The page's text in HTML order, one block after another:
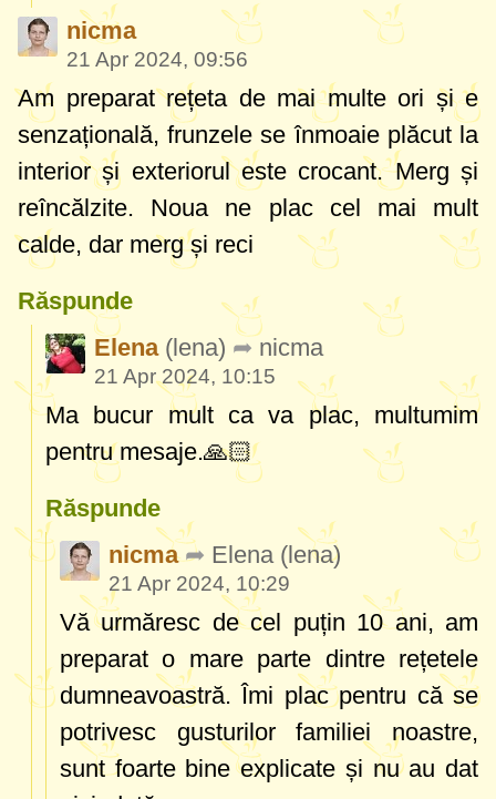
nicma
21 Apr 2024, 09:56
Am preparat rețeta de mai multe ori și e
senzațională, frunzele se înmoaie plăcut la
interior și exteriorul este crocant. Merg și
reîncălzite. Noua ne plac cel mai mult
calde, dar merg și reci
Răspunde
Elena (lena) nicma
21 Apr 2024, 10:15
Ma bucur mult ca va plac, multumim
pentru mesaje.🙏🏻
Răspunde
nicma
Elena (lena)
21 Apr 2024, 10:29
Vă urmăresc de cel puțin 10 ani, am
preparat o mare parte dintre rețetele
dumneavoastră. Îmi plac pentru că se
potrivesc gusturilor familiei noastre,
sunt foarte bine explicate și nu au dat